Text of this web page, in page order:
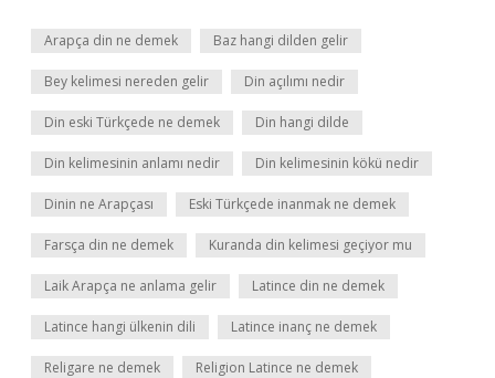
Arapça din ne demek Baz hangi dilden gelir
Bey kelimesi nereden gelir Din açılımı nedir
Din eski Türkçede ne demek Din hangi dilde
Din kelimesinin anlamı nedir Din kelimesinin kökü nedir
Dinin ne Arapçası Eski Türkçede inanmak ne demek
Farsça din ne demek Kuranda din kelimesi geçiyor mu
Laik Arapça ne anlama gelir Latince din ne demek
Latince hangi ülkenin dili Latince inanç ne demek
Religare ne demek Religion Latince ne demek